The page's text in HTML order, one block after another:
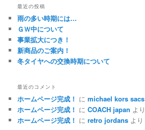
最近の投稿
雨の多い時期には…
ＧＷ中について
事業拡大につき！
新商品のご案内！
冬タイヤへの交換時期について
最近のコメント
ホームページ完成！ にmichael kors sacs
ホームページ完成！ にCOACH japan より
ホームページ完成！ にretro jordans より